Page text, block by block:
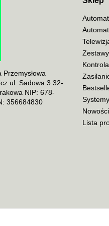
Przemysłowa
ul. Sadowa 3 32-
NIP: 678-
356684830
Nowości
Lista